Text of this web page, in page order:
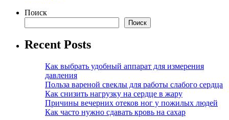
Поиск
Поиск
Recent Posts
Как выбрать удобный аппарат для измерения
давления
Польза вареной свеклы для работы слабого сердца
Как снизить нагрузку на сердце в жару
Причины вечерних отеков ног у пожилых людей
Как часто нужно сдавать кровь на сахар